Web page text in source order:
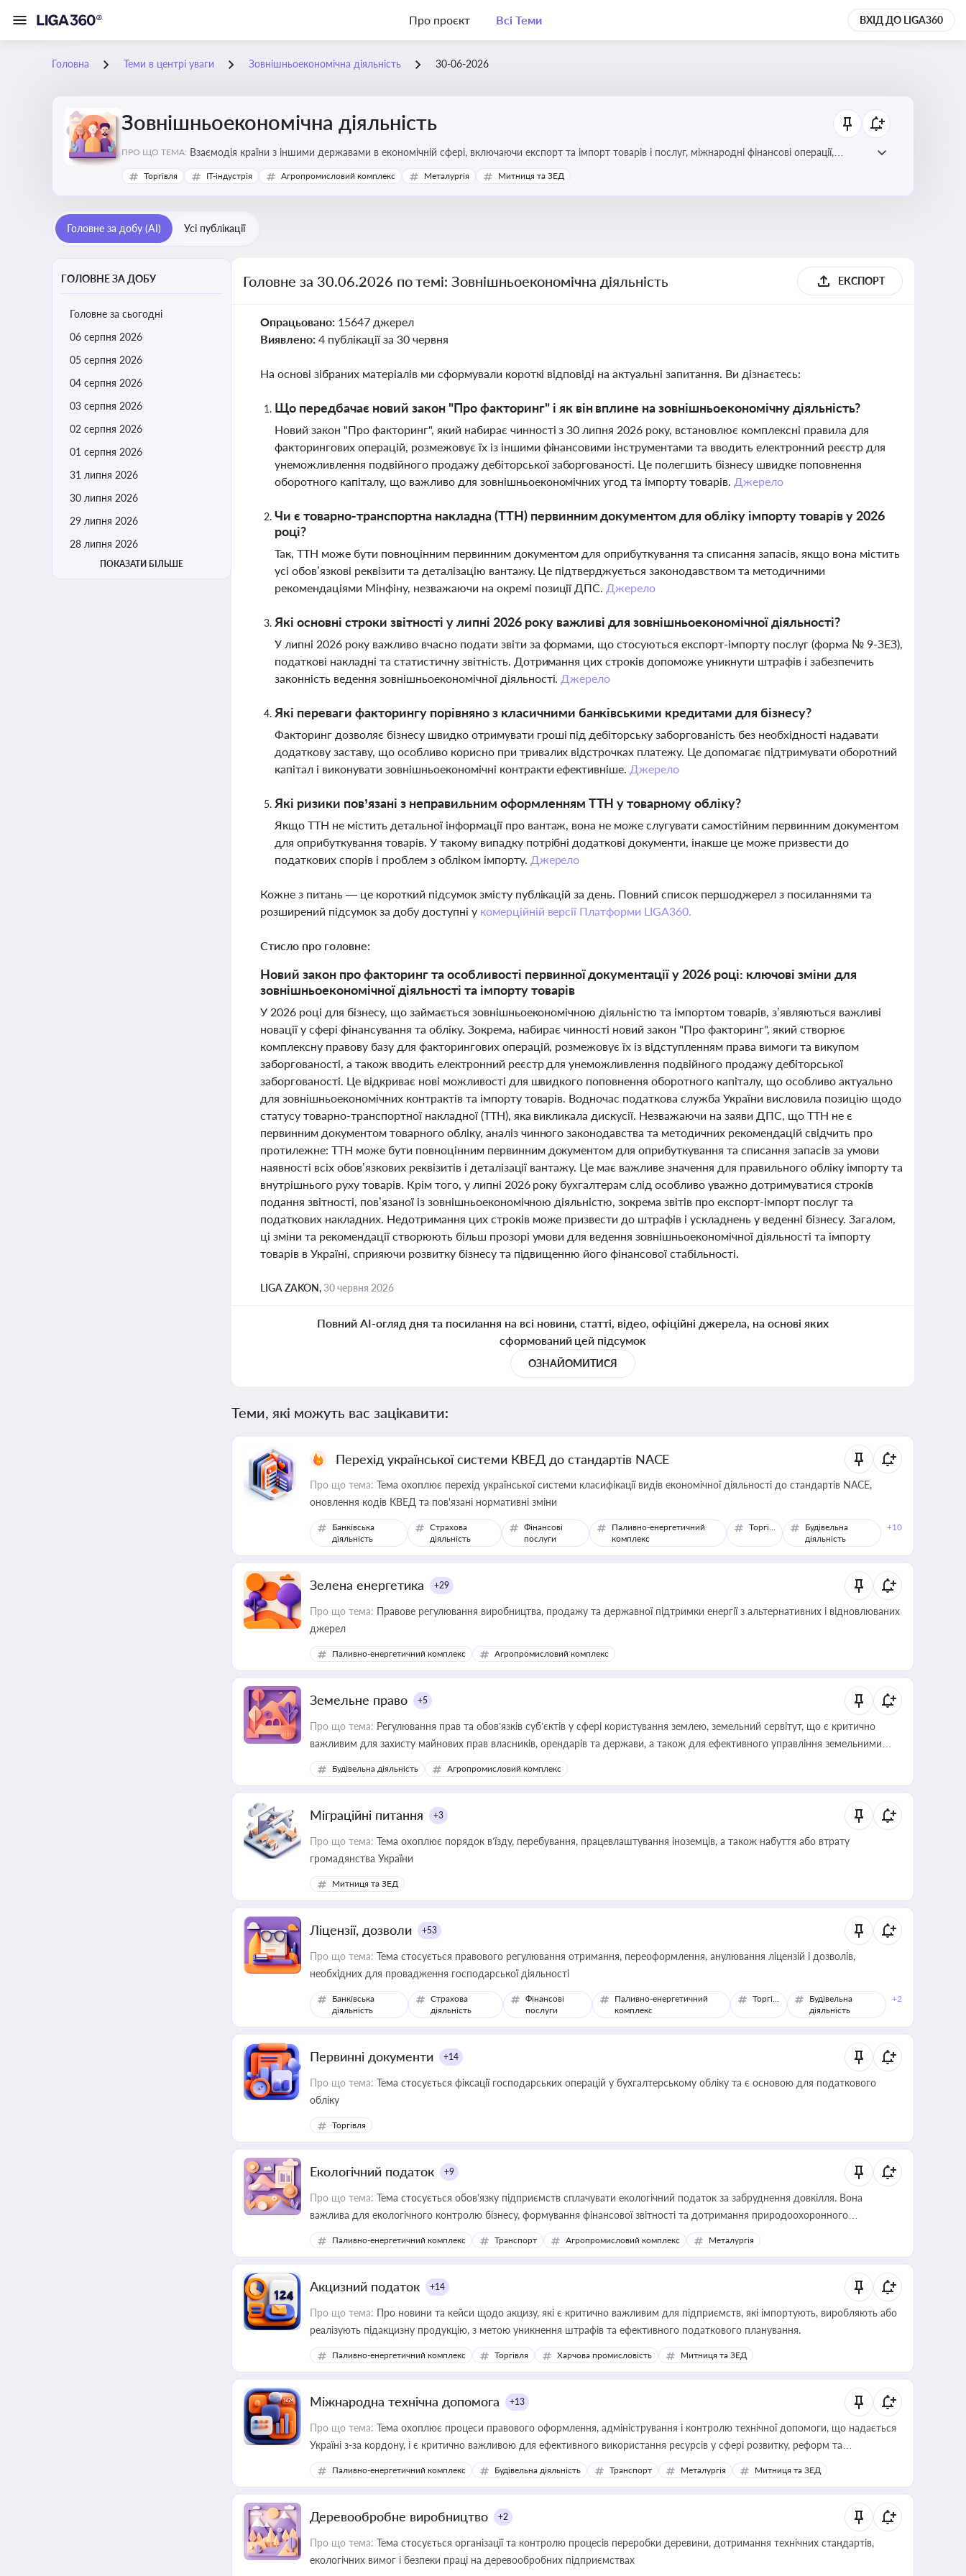
Про проєкт Всі Теми ВХІД ДО LIGA360
Головна Теми в центрі уваги Зовнішньоекономічна діяльність 30-06-2026
Зовнішньоекономічна діяльність
ПРО ЩО ТЕМА: Взаємодія країни з іншими державами в економічній сфері, включаючи експорт та імпорт товарів і послуг, міжнародні фінансові операції,
інвестиції, торгівлю, митне регулювання
Торгівля IT-індустрія Агропромисловий комплекс Металургія Митниця та ЗЕД
Головне за добу (AI) Усі публікації
ГОЛОВНЕ ЗА ДОБУ
Головне за сьогодні
06 серпня 2026
05 серпня 2026
04 серпня 2026
03 серпня 2026
02 серпня 2026
01 серпня 2026
31 липня 2026
30 липня 2026
29 липня 2026
28 липня 2026
ПОКАЗАТИ БІЛЬШЕ
Головне за 30.06.2026 по темі: Зовнішньоекономічна діяльність ЕКСПОРТ
Опрацьовано: 15647 джерел
Виявлено: 4 публікації за 30 червня
На основі зібраних матеріалів ми сформували короткі відповіді на актуальні запитання. Ви дізнаєтесь:
Що передбачає новий закон "Про факторинг" і як він вплине на зовнішньоекономічну діяльність?
Новий закон "Про факторинг", який набирає чинності з 30 липня 2026 року, встановлює комплексні правила для
факторингових операцій, розмежовує їх із іншими фінансовими інструментами та вводить електронний реєстр для
унеможливлення подвійного продажу дебіторської заборгованості. Це полегшить бізнесу швидке поповнення
оборотного капіталу, що важливо для зовнішньоекономічних угод та імпорту товарів. Джерело
Чи є товарно-транспортна накладна (ТТН) первинним документом для обліку імпорту товарів у 2026
році?
Так, ТТН може бути повноцінним первинним документом для оприбуткування та списання запасів, якщо вона містить
усі обов’язкові реквізити та деталізацію вантажу. Це підтверджується законодавством та методичними
рекомендаціями Мінфіну, незважаючи на окремі позиції ДПС. Джерело
Які основні строки звітності у липні 2026 року важливі для зовнішньоекономічної діяльності?
У липні 2026 року важливо вчасно подати звіти за формами, що стосуються експорт-імпорту послуг (форма № 9-ЗЕЗ),
податкові накладні та статистичну звітність. Дотримання цих строків допоможе уникнути штрафів і забезпечить
законність ведення зовнішньоекономічної діяльності. Джерело
Які переваги факторингу порівняно з класичними банківськими кредитами для бізнесу?
Факторинг дозволяє бізнесу швидко отримувати гроші під дебіторську заборгованість без необхідності надавати
додаткову заставу, що особливо корисно при тривалих відстрочках платежу. Це допомагає підтримувати оборотний
капітал і виконувати зовнішньоекономічні контракти ефективніше. Джерело
Які ризики пов’язані з неправильним оформленням ТТН у товарному обліку?
Якщо ТТН не містить детальної інформації про вантаж, вона не може слугувати самостійним первинним документом
для оприбуткування товарів. У такому випадку потрібні додаткові документи, інакше це може призвести до
податкових спорів і проблем з обліком імпорту. Джерело
Кожне з питань — це короткий підсумок змісту публікацій за день. Повний список першоджерел з посиланнями та
розширений підсумок за добу доступні у комерційній версії Платформи LIGA360.
Стисло про головне:
Новий закон про факторинг та особливості первинної документації у 2026 році: ключові зміни для
зовнішньоекономічної діяльності та імпорту товарів
У 2026 році для бізнесу, що займається зовнішньоекономічною діяльністю та імпортом товарів, з’являються важливі
новації у сфері фінансування та обліку. Зокрема, набирає чинності новий закон "Про факторинг", який створює
комплексну правову базу для факторингових операцій, розмежовує їх із відступленням права вимоги та викупом
заборгованості, а також вводить електронний реєстр для унеможливлення подвійного продажу дебіторської
заборгованості. Це відкриває нові можливості для швидкого поповнення оборотного капіталу, що особливо актуально
для зовнішньоекономічних контрактів та імпорту товарів. Водночас податкова служба України висловила позицію щодо
статусу товарно-транспортної накладної (ТТН), яка викликала дискусії. Незважаючи на заяви ДПС, що ТТН не є
первинним документом товарного обліку, аналіз чинного законодавства та методичних рекомендацій свідчить про
протилежне: ТТН може бути повноцінним первинним документом для оприбуткування та списання запасів за умови
наявності всіх обов’язкових реквізитів і деталізації вантажу. Це має важливе значення для правильного обліку імпорту та
внутрішнього руху товарів. Крім того, у липні 2026 року бухгалтерам слід особливо уважно дотримуватися строків
подання звітності, пов’язаної із зовнішньоекономічною діяльністю, зокрема звітів про експорт-імпорт послуг та
податкових накладних. Недотримання цих строків може призвести до штрафів і ускладнень у веденні бізнесу. Загалом,
ці зміни та рекомендації створюють більш прозорі умови для ведення зовнішньоекономічної діяльності та імпорту
товарів в Україні, сприяючи розвитку бізнесу та підвищенню його фінансової стабільності.
LIGA ZAKON,30 червня 2026
Повний AI-огляд дня та посилання на всі новини, статті, відео, офіційні джерела, на основі яких
сформований цей підсумок
ОЗНАЙОМИТИСЯ
Теми, які можуть вас зацікавити:
Перехід української системи КВЕД до стандартів NACE
Про що тема: Тема охоплює перехід української системи класифікації видів економічної діяльності до стандартів NACE,
оновлення кодів КВЕД та пов'язані нормативні зміни
Банківська
діяльність
Страхова
діяльність
Фінансові
послуги
Паливно-енергетичний
комплекс
Торгівля
Будівельна
діяльність
+10
Зелена енергетика +29
Про що тема: Правове регулювання виробництва, продажу та державної підтримки енергії з альтернативних і відновлюваних
джерел
Паливно-енергетичний комплекс Агропромисловий комплекс
Земельне право +5
Про що тема: Регулювання прав та обов’язків суб’єктів у сфері користування землею, земельний сервітут, що є критично
важливим для захисту майнових прав власників, орендарів та держави, а також для ефективного управління земельними
ресурсами
Будівельна діяльність Агропромисловий комплекс
Міграційні питання +3
Про що тема: Тема охоплює порядок в’їзду, перебування, працевлаштування іноземців, а також набуття або втрату
громадянства України
Митниця та ЗЕД
Ліцензії, дозволи +53
Про що тема: Тема стосується правового регулювання отримання, переоформлення, анулювання ліцензій і дозволів,
необхідних для провадження господарської діяльності
Банківська
діяльність
Страхова
діяльність
Фінансові
послуги
Паливно-енергетичний
комплекс
Торгівля
Будівельна
діяльність
+2
Первинні документи +14
Про що тема: Тема стосується фіксації господарських операцій у бухгалтерському обліку та є основою для податкового
обліку
Торгівля
Екологічний податок +9
Про що тема: Тема стосується обов’язку підприємств сплачувати екологічний податок за забруднення довкілля. Вона
важлива для екологічного контролю бізнесу, формування фінансової звітності та дотримання природоохоронного
законодавства
Паливно-енергетичний комплекс Транспорт Агропромисловий комплекс Металургія
Акцизний податок +14
Про що тема: Про новини та кейси щодо акцизу, які є критично важливим для підприємств, які імпортують, виробляють або
реалізують підакцизну продукцію, з метою уникнення штрафів та ефективного податкового планування.
Паливно-енергетичний комплекс Торгівля Харчова промисловість Митниця та ЗЕД
Міжнародна технічна допомога +13
Про що тема: Тема охоплює процеси правового оформлення, адміністрування і контролю технічної допомоги, що надається
Україні з-за кордону, і є критично важливою для ефективного використання ресурсів у сфері розвитку, реформ та
інфраструктурних проєктів
Паливно-енергетичний комплекс Будівельна діяльність Транспорт Металургія Митниця та ЗЕД
Деревообробне виробництво +2
Про що тема: Тема стосується організації та контролю процесів переробки деревини, дотримання технічних стандартів,
екологічних вимог і безпеки праці на деревообробних підприємствах